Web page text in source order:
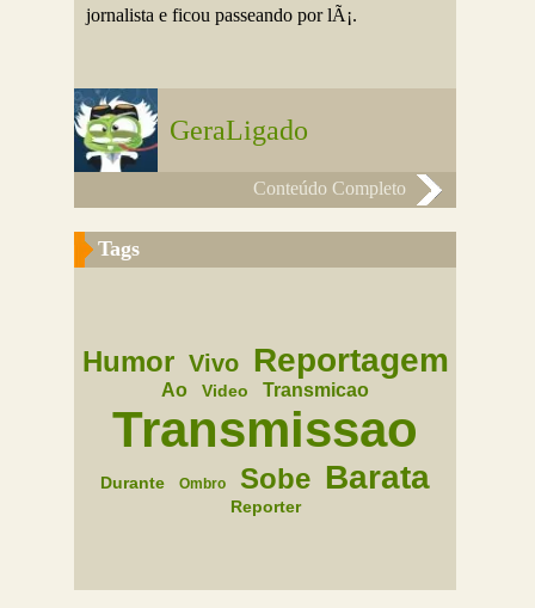
jornalista e ficou passeando por lÃ¡.
GeraLigado
Conteúdo Completo
Tags
Humor Vivo Reportagem
Ao Video Transmicao
Transmissao
Durante Ombro Sobe Barata
Reporter